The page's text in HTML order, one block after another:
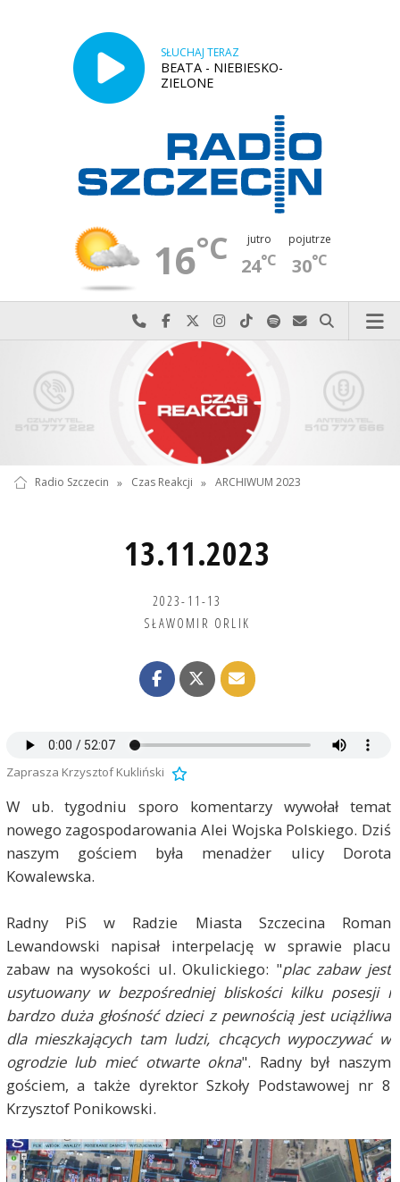
SŁUCHAJ TERAZ
BEATA - NIEBIESKO-
ZIELONE
16°C jutro
24°C
pojutrze
30°C
Najlepiej po prostu do nas zadzwoń
Odwiedź nas na Facebook-u
Odwiedź nas na X
Odwiedź nas na Instagram-ie
Odwiedź nas na TikTok-u
Szukaj nas na Spotify
Wyślij do nas
Szukaj
Radio Szczecin » Czas Reakcji » ARCHIWUM 2023
13.11.2023
2023-11-13
SŁAWOMIR ORLIK
Zaprasza Krzysztof Kukliński
W ub. tygodniu sporo komentarzy wywołał temat
nowego zagospodarowania Alei Wojska Polskiego. Dziś
naszym gościem była menadżer ulicy Dorota
Kowalewska.
Radny PiS w Radzie Miasta Szczecina Roman
Lewandowski napisał interpelację w sprawie placu
zabaw na wysokości ul. Okulickiego: "plac zabaw jest
usytuowany w bezpośredniej bliskości kilku posesji i
bardzo duża głośność dzieci z pewnością jest uciążliwa
dla mieszkających tam ludzi, chcących wypoczywać w
ogrodzie lub mieć otwarte okna". Radny był naszym
gościem, a także dyrektor Szkoły Podstawowej nr 8
Krzysztof Ponikowski.